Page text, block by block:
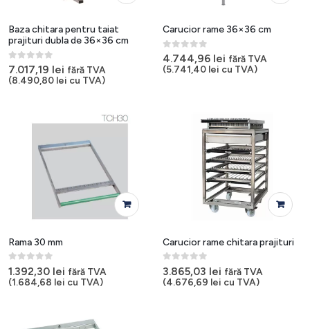
Baza chitara pentru taiat
prajituri dubla de 36×36 cm
0out of 5
7.017,19 lei fără TVA
(8.490,80 lei cu TVA)
Carucior rame 36×36 cm
0out of 5
4.744,96 lei fără TVA
(5.741,40 lei cu TVA)
Rama 30 mm
0 out of 5
1.392,30 lei fără TVA
(1.684,68 lei cu TVA)
Carucior rame chitara prajituri
0out of 5
3.865,03 lei fără TVA
(4.676,69 lei cu TVA)